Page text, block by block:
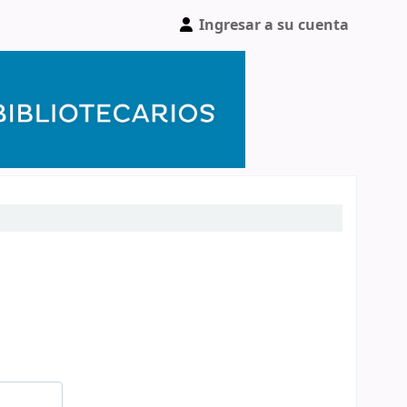
Ingresar a su cuenta